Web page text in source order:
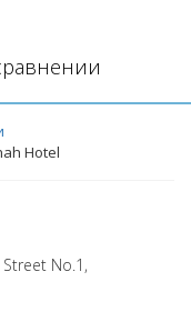
Hotel
No.1,